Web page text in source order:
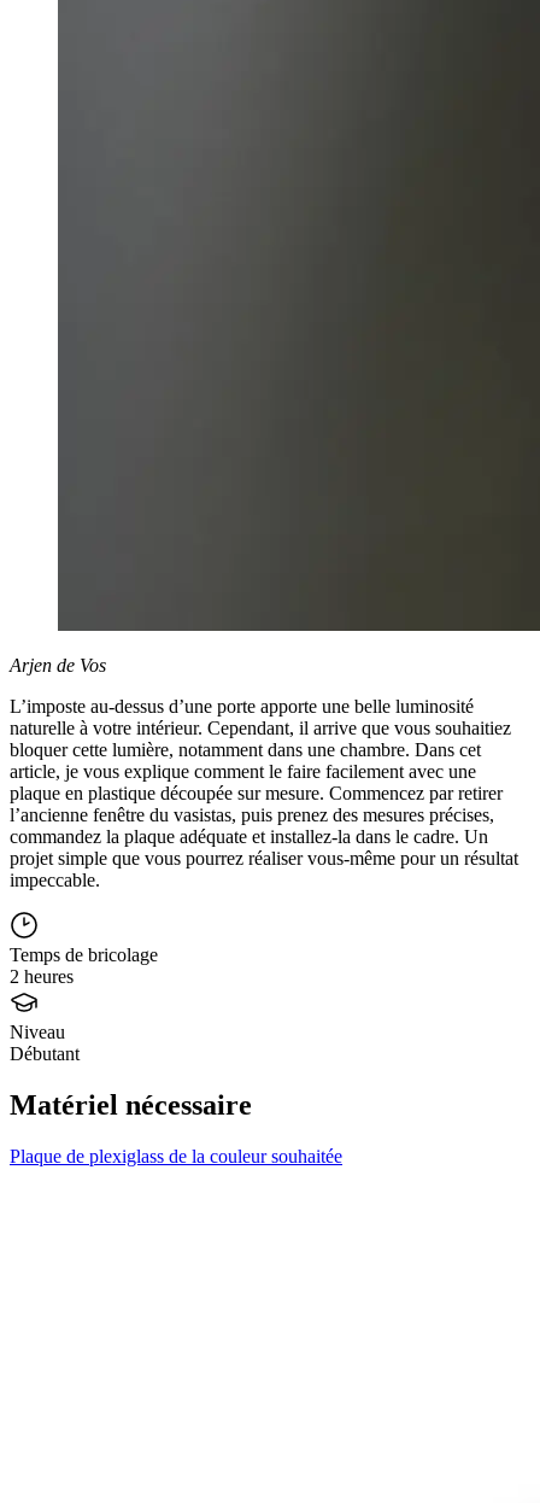
Arjen de Vos
L’imposte au-dessus d’une porte apporte une belle luminosité
naturelle à votre intérieur. Cependant, il arrive que vous souhaitiez
bloquer cette lumière, notamment dans une chambre. Dans cet
article, je vous explique comment le faire facilement avec une
plaque en plastique découpée sur mesure. Commencez par retirer
l’ancienne fenêtre du vasistas, puis prenez des mesures précises,
commandez la plaque adéquate et installez-la dans le cadre. Un
projet simple que vous pourrez réaliser vous-même pour un résultat
impeccable.
Temps de bricolage
2 heures
Niveau
Débutant
Matériel nécessaire
Plaque de plexiglass de la couleur souhaitée